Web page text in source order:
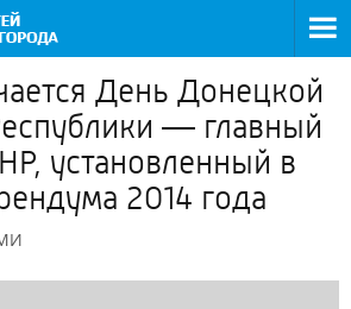
День Донецкой
— главный
установленный в
2014 года